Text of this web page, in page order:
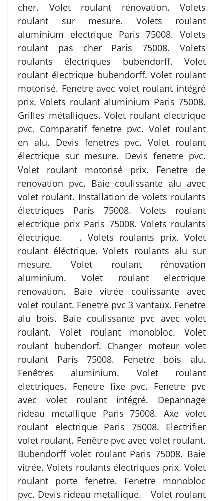
cher. Volet roulant rénovation. Volets
roulant sur mesure. Volets roulant
aluminium electrique Paris 75008. Volets
roulant pas cher Paris 75008. Volets
roulants électriques bubendorff. Volet
roulant électrique bubendorff. Volet roulant
motorisé. Fenetre avec volet roulant intégré
prix. Volets roulant aluminium Paris 75008.
Grilles métalliques. Volet roulant electrique
pvc. Comparatif fenetre pvc. Volet roulant
en alu. Devis fenetres pvc. Volet roulant
électrique sur mesure. Devis fenetre pvc.
Volet roulant motorisé prix. Fenetre de
renovation pvc. Baie coulissante alu avec
volet roulant. Installation de volets roulants
électriques Paris 75008. Volets roulant
electrique prix Paris 75008. Volets roulants
électrique. . Volets roulants prix. Volet
roulant éléctrique. Volets roulants alu sur
mesure. Volet roulant rénovation
aluminium. Volet roulant electrique
renovation. Baie vitrée coulissante avec
volet roulant. Fenetre pvc 3 vantaux. Fenetre
alu bois. Baie coulissante pvc avec volet
roulant. Volet roulant monobloc. Volet
roulant bubendorf. Changer moteur volet
roulant Paris 75008. Fenetre bois alu.
Fenêtres aluminium. Volet roulant
electriques. Fenetre fixe pvc. Fenetre pvc
avec volet roulant intégré. Depannage
rideau metallique Paris 75008. Axe volet
roulant electrique Paris 75008. Electrifier
volet roulant. Fenêtre pvc avec volet roulant.
Bubendorff volet roulant Paris 75008. Baie
vitrée. Volets roulants électriques prix. Volet
roulant porte fenetre. Fenetre monobloc
pvc. Devis rideau metallique. Volet roulant